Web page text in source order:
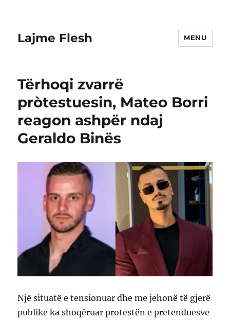
Lajme Flesh MENU
Tërhoqi zvarrë
pròtestuesin, Mateo Borri
reagon ashpër ndaj
Geraldo Binës
Një situatë e tensionuar dhe me jehonë të gjerë
publike ka shoqëruar protestën e pretenduesve